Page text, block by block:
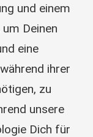
und einem
Deinen
eine
ihrer
zu
unsere
Dich für